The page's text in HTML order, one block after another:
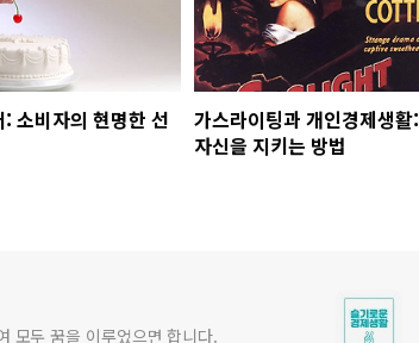
소비자의 현명한 선
가스라이팅과 개인경제생활:
자신을 지키는 방법
모두 꿈을 이루었으면 합니다.